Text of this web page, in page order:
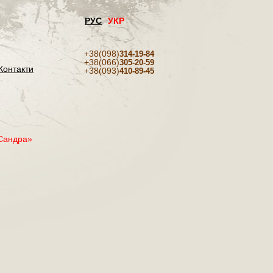
РУС УКР
+38(098)314-19-84
+38(066)305-20-59
+38(093)410-89-45